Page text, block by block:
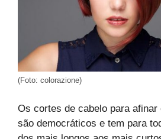
(Foto: colorazione)
Os cortes de cabelo para afinar
são democráticos e tem para